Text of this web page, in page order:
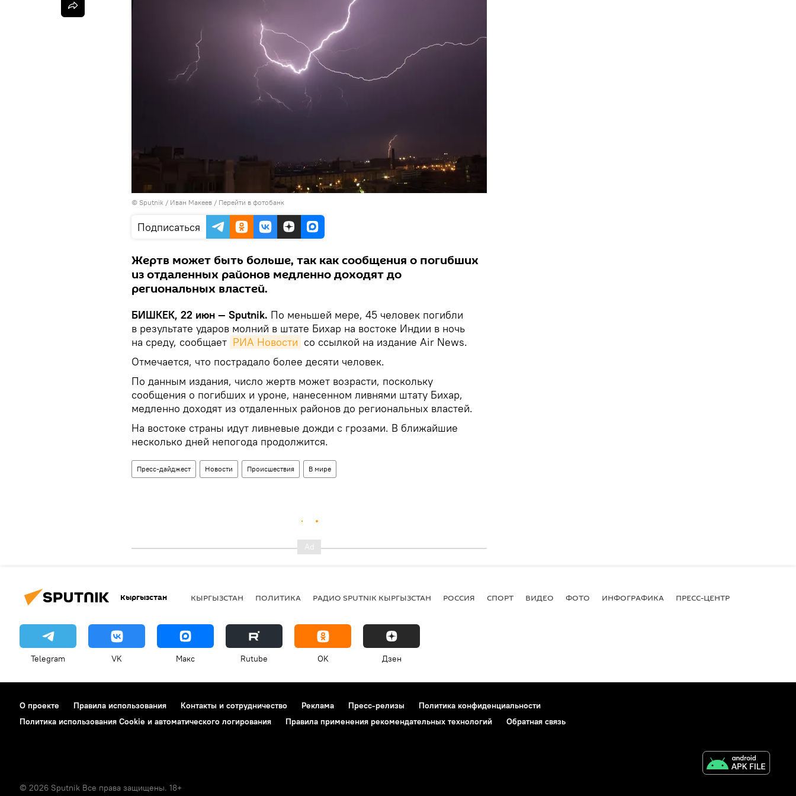
© Sputnik / Иван Макеев / Перейти в фотобанк
Подписаться
Жертв может быть больше, так как сообщения о погибших
из отдаленных районов медленно доходят до
региональных властей.
БИШКЕК, 22 июн — Sputnik. По меньшей мере, 45 человек погибли
в результате ударов молний в штате Бихар на востоке Индии в ночь
на среду, сообщает РИА Новости со ссылкой на издание Air News.
Отмечается, что пострадало более десяти человек.
По данным издания, число жертв может возрасти, поскольку
сообщения о погибших и уроне, нанесенном ливнями штату Бихар,
медленно доходят из отдаленных районов до региональных властей.
На востоке страны идут ливневые дожди с грозами. В ближайшие
несколько дней непогода продолжится.
Пресс-дайджест Новости Происшествия В мире
Кыргызстан КЫРГЫЗСТАН ПОЛИТИКА РАДИО SPUTNIK КЫРГЫЗСТАН РОССИЯ СПОРТ ВИДЕО ФОТО ИНФОГРАФИКА ПРЕСС-ЦЕНТР
Telegram VK Макс Rutube OK Дзен
О проекте Правила использования Контакты и сотрудничество Реклама Пресс-релизы
Политика конфиденциальности
Политика использования Cookie и автоматического логирования
Правила применения рекомендательных технологий Обратная связь
© 2026 Sputnik Все права защищены. 18+